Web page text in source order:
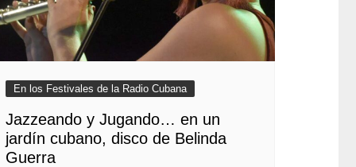
En los Festivales de la Radio Cubana
Jazzeando y Jugando… en un
jardín cubano, disco de Belinda
Guerra